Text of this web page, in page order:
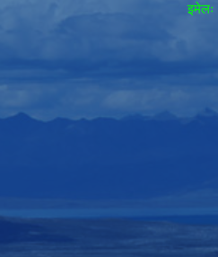
इमेलः